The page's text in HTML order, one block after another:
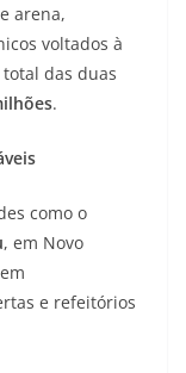
arena,
voltados à
das duas
.
como o
, em Novo
e refeitórios